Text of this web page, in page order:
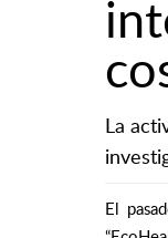
La
El